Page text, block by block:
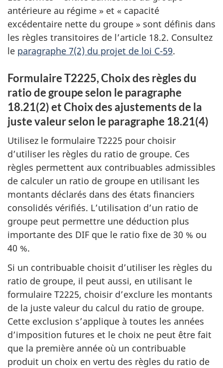
antérieure au régime » et « capacité
excédentaire nette du groupe » sont définis dans
les règles transitoires de l’article 18.2. Consultez
le paragraphe 7(2) du projet de loi C-59.
Formulaire T2225, Choix des règles du
ratio de groupe selon le paragraphe
18.21(2) et Choix des ajustements de la
juste valeur selon le paragraphe 18.21(4)
Utilisez le formulaire T2225 pour choisir
d’utiliser les règles du ratio de groupe. Ces
règles permettent aux contribuables admissibles
de calculer un ratio de groupe en utilisant les
montants déclarés dans des états financiers
consolidés vérifiés. L’utilisation d’un ratio de
groupe peut permettre une déduction plus
importante des DIF que le ratio fixe de 30 % ou
40 %.
Si un contribuable choisit d’utiliser les règles du
ratio de groupe, il peut aussi, en utilisant le
formulaire T2225, choisir d’exclure les montants
de la juste valeur du calcul du ratio de groupe.
Cette exclusion s’applique à toutes les années
d’imposition futures et le choix ne peut être fait
que la première année où un contribuable
produit un choix en vertu des règles du ratio de